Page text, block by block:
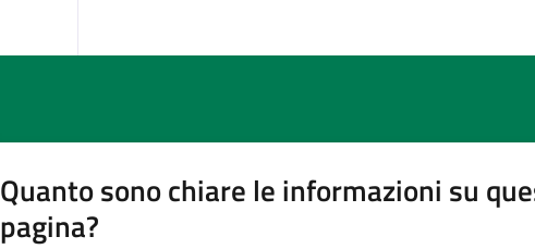
Quanto sono chiare le informazioni su
pagina?